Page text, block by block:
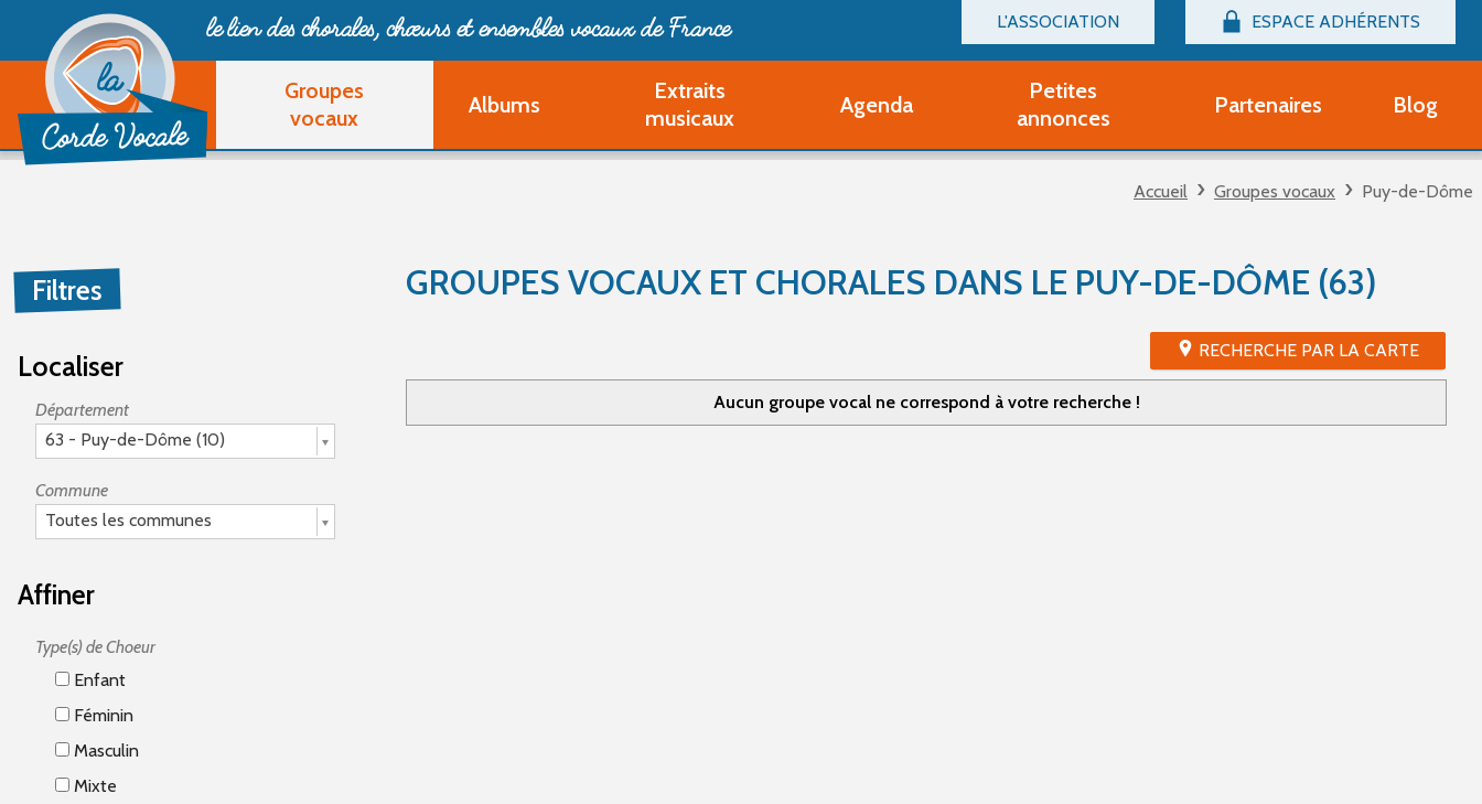
L'ASSOCIATION
Billetterie
Devenir adhérent Groupe Vocal
Devenir adhérent Partenaire
Ouvrir un compte Découverte
ESPACE ADHÉRENTS
Connexion
le lien des chorales, chœurset ensembles vocaux de France
Groupes
vocaux
Albums
Extraits
musicaux
Agenda
Petites
annonces
Partitions d'occasion
Partenaires Blog
Accueil Groupes vocaux Puy-de-Dôme
Filtres
Localiser
Département
63 - Puy-de-Dôme (10)
Commune
Toutes les communes
Affiner
Type(s) de Choeur
Enfant
Féminin
Masculin
Mixte
GROUPES VOCAUX ET CHORALES DANS LE PUY-DE-DÔME (63)
RECHERCHE PAR LA CARTE
Aucun groupe vocal ne correspond à votre recherche !